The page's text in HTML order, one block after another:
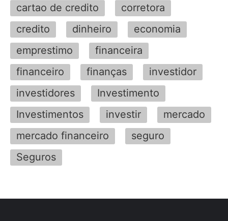
cartao de credito
corretora
credito
dinheiro
economia
emprestimo
financeira
financeiro
finanças
investidor
investidores
Investimento
Investimentos
investir
mercado
mercado financeiro
seguro
Seguros